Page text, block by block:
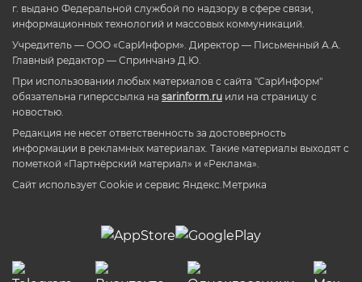
г. выдано Федеральной службой по надзору в сфере связи,
информационных технологий и массовых коммуникаций.
Учредитель — ООО «СарИнформ». Директор — Письменный А.А.
Главный редактор — Спринчанэ Д.Ю.
При использовании любых материалов с сайта "СарИнформ"
обязательна гиперссылка на sarinform.ru или на страницу с
новостью.
Редакция не несет ответственность за достоверность
информации в рекламных материалах. Такие материалы выходят с
пометкой «Партнёрский материал» и «Реклама».
Сайт использует Cookie и сервиc Яндекс.Метрика